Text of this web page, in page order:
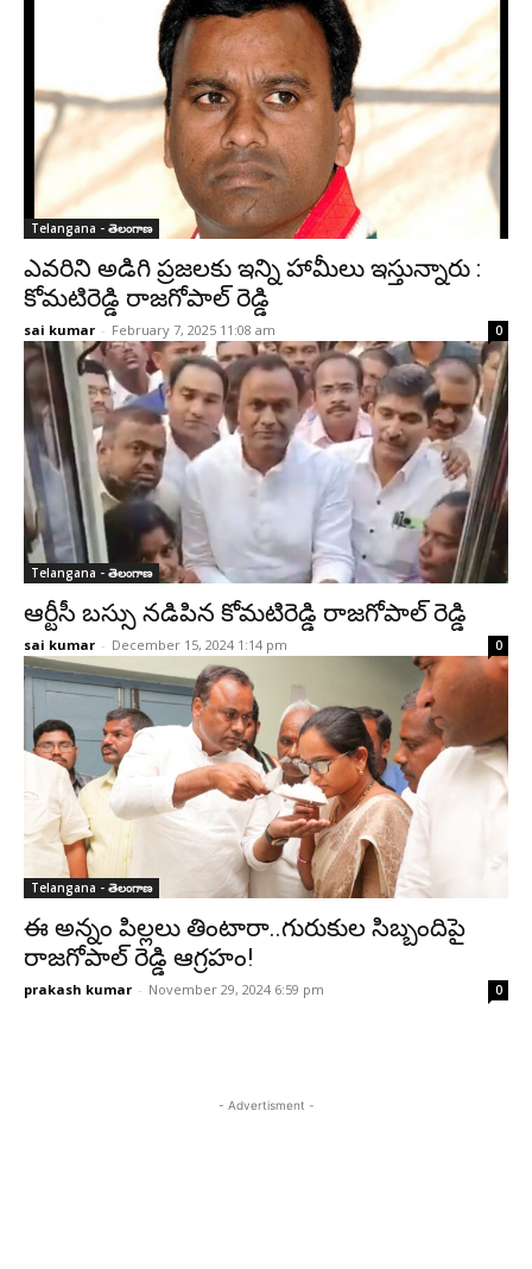
Telangana - తెలంగాణ
ఎవరిని అడిగి ప్రజలకు ఇన్ని హామీలు ఇస్తున్నారు :
కోమటిరెడ్డి రాజగోపాల్ రెడ్డి
sai kumar - February 7, 2025 11:08 am 0
Telangana - తెలంగాణ
ఆర్టీసీ బస్సు నడిపిన కోమటిరెడ్డి రాజగోపాల్ రెడ్డి
sai kumar - December 15, 2024 1:14 pm 0
Telangana - తెలంగాణ
ఈ అన్నం పిల్లలు తింటారా..గురుకుల సిబ్బందిపై
రాజగోపాల్ రెడ్డి ఆగ్రహం!
prakash kumar - November 29, 2024 6:59 pm 0
- Advertisment -